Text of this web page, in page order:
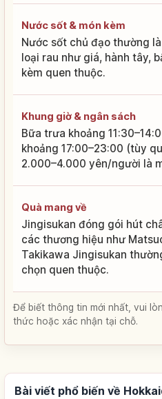
Nước sốt & món kèm
Nước sốt chủ đạo thường
loại rau như giá, hành tây,
kèm quen thuộc.
Khung giờ & ngân sách
Bữa trưa khoảng
khoảng 17:00–23:00 (tùy
2.000–4.000 yên/người là
Quà mang về
Jingisukan đóng gói hút
các thương hiệu như
Takikawa Jingisukan
chọn quen thuộc.
Để biết thông tin mới nhất, vui
thức hoặc xác nhận tại chỗ.
Bài viết phổ biến về